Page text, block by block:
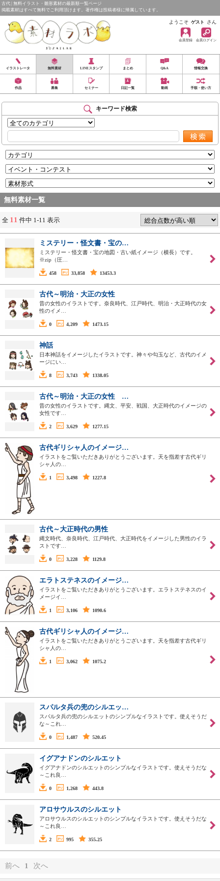
古代 | 無料イラスト・雛形素材の最新順一覧ページ
掲載素材はすべて無料でご利用頂けます。著作権は投稿者様に帰属しています。
ようこそ ゲスト さん
会員登録 会員ログイン
イラストレータ 無料素材 LINEスタンプ まとめ Q&A 情報交換
作品 募集 セミナー 日記一覧 動画 手順・使い方
キーワード検索
無料素材一覧
全 11 件中 1-11 表示
ミステリー・怪文書・宝の…
ミステリー・怪文書・宝の地図・古い紙イメージ（横長）です。
※zip（圧…
458 33,858 13453.3
古代～明治・大正の女性
昔の女性のイラストです。奈良時代、江戸時代、明治・大正時代の女
性のイメ…
0 4,209 1473.15
神話
日本神話をイメージしたイラストです。神々や勾玉など、古代のイメ
ージにい…
8 3,743 1338.05
古代～明治・大正の女性 …
昔の女性のイラストです。縄文、平安、戦国、大正時代のイメージの
女性です…
2 3,629 1277.15
古代ギリシャ人のイメージ…
イラストをご覧いただきありがとうございます。天を指差す古代ギリ
シャ人の…
1 3,498 1227.8
古代～大正時代の男性
縄文時代、奈良時代、江戸時代、大正時代をイメージした男性のイラ
ストです…
0 3,228 1129.8
エラトステネスのイメージ…
イラストをご覧いただきありがとうございます。エラトステネスのイ
メージイ…
1 3,106 1090.6
古代ギリシャ人のイメージ…
イラストをご覧いただきありがとうございます。天を指差す古代ギリ
シャ人の…
1 3,062 1075.2
スパルタ兵の兜のシルエッ…
スパルタ兵の兜のシルエットのシンプルなイラストです。使えそうだ
な～これ…
0 1,487 520.45
イグアナドンのシルエット
イグアナドンのシルエットのシンプルなイラストです。使えそうだな
～これ良…
0 1,268 443.8
アロサウルスのシルエット
アロサウルスのシルエットのシンプルなイラストです。使えそうだな
～これ良…
2 995 355.25
前へ 1 次へ